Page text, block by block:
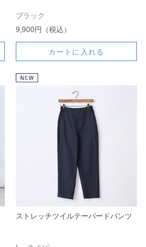
ブラック
9,900円（税込）
カートに入れる
ストレッチツイルテーパードパンツ